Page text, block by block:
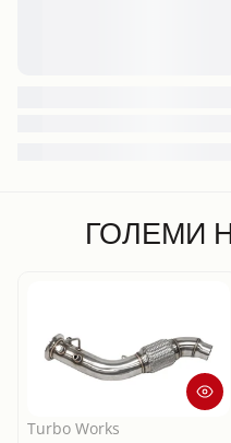
ГОЛЕМИ
Turbo Works